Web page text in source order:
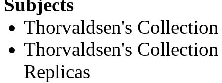
Subjects
Thorvaldsen's
Thorvaldsen's
Replicas